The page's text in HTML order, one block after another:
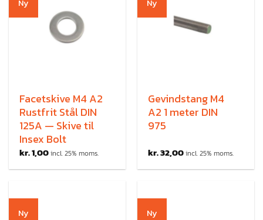
Ny
Facetskive M4 A2
Rustfrit Stål DIN
125A — Skive til
Insex Bolt
kr.1,00incl. 25% moms.
Ny
Gevindstang M4
A2 1 meter DIN
975
kr.32,00incl. 25% moms.
Ny Ny